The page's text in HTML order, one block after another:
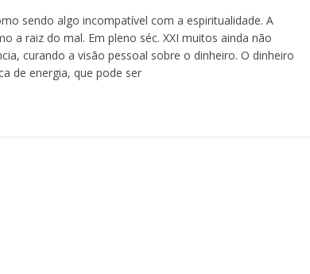
sendo algo incompatível com a espiritualidade. A
a raiz do mal. Em pleno séc. XXI muitos ainda não
curando a visão pessoal sobre o dinheiro. O dinheiro
de energia, que pode ser